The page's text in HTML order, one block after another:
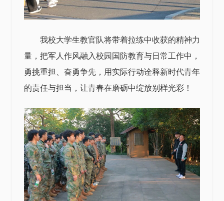
我校大学生教官队将带着拉练中收获的精神力
量，把军人作风融入校园国防教育与日常工作中，
勇挑重担、奋勇争先，用实际行动诠释新时代青年
的责任与担当，让青春在磨砺中绽放别样光彩！